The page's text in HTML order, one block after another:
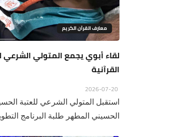
معارف القرآن الكريم
لقاء أبوي يجمع المتولي الشرعي
القرآنية
استقبل المتولي الشرعي للعتبة
الحسيني المطهر طلبة البرنامج